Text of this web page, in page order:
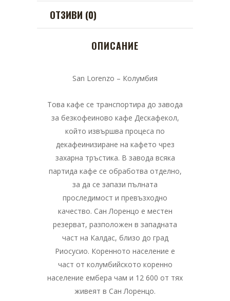
ОТЗИВИ (0)
ОПИСАНИЕ
San Lorenzo – Колумбия
Това кафе се транспортира до завода
за безкофеиново кафе Дескафекол,
който извършва процеса по
декафеинизиране на кафето чрез
захарна тръстика. В завода всяка
партида кафе се обработва отделно,
за да се запази пълната
проследимост и превъзходно
качество. Сан Лоренцо е местен
резерват, разположен в западната
част на Калдас, близо до град
Риосусио. Коренното население е
част от колумбийското коренно
население ембера чам и 12 600 от тях
живеят в Сан Лоренцо.